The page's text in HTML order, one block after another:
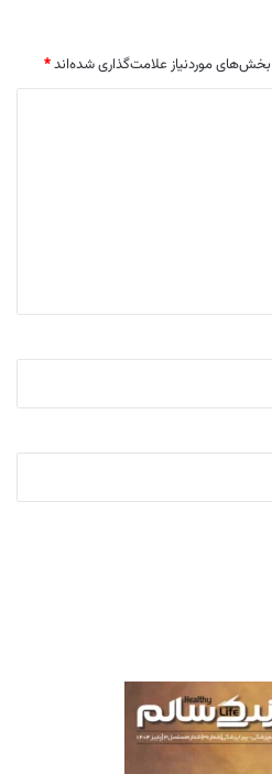
بخش‌های موردنیاز علامت‌گذاری شده‌اند*